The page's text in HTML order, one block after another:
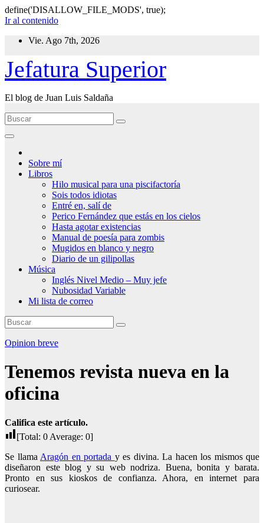
define('DISALLOW_FILE_MODS', true);
Ir al contenido
Vie. Ago 7th, 2026
Jefatura Superior
El blog de Juan Luis Saldaña
Sobre mí
Libros
Hilo musical para una piscifactoría
Sois todos idiotas
Entré en, salí de
Perico Fernández que estás en los cielos
Hasta agotar existencias
Manual de poesía para zombis
Mugidos en blanco y negro
Diario de un gilipollas
Música
Inglés Nivel Medio – Muy jefe
Nubosidad Variable
Mi lista de correo
Opinion breve
Tenemos revista nueva en la
oficina
Califica este artículo.
[Total: 0 Average: 0]
Se llama Aragón en portada y es divina. La hacen los mismos que
diseñaron este blog y su web nodriza. Buena, bonita y barata.
Pronto en sus kioskos de confianza. Ahora, en internet para
curiosear.